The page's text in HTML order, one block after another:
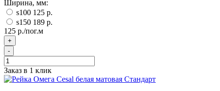
Ширина, мм:
s100 125 р.
s150 189 р.
125 р./пог.м
+
-
Заказ в 1 клик